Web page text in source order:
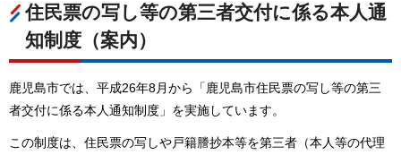
住民票の写し等の第三者交付に係る本人通
知制度（案内）
鹿児島市では、平成26年8月から「鹿児島市住民票の写し等の第三
者交付に係る本人通知制度」を実施しています。
この制度は、住民票の写しや戸籍謄抄本等を第三者（本人等の代理